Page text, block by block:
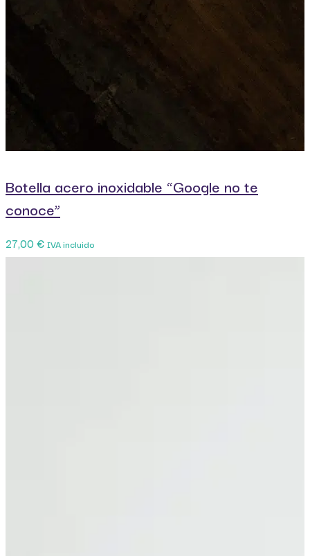
Botella acero inoxidable “Google no te
conoce”
27,00 € IVA incluido